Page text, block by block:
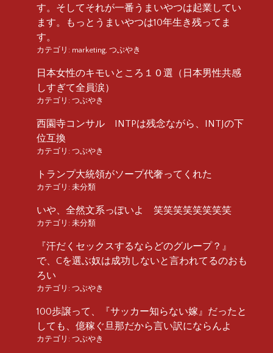
す。そしてそれが一番うまいやつは起業してい
ます。もっとうまいやつは10年生き残ってま
す。
カテゴリ: marketing, つぶやき
日本女性のキモいところ１０選（日本男性共感
しすぎて全員涙）
カテゴリ: つぶやき
西園寺コンサル INTPは残念ながら、INTJの下
位互換
カテゴリ: つぶやき
トランプ大統領がソープ代奢ってくれた
カテゴリ: 未分類
いや、全然文系っぽいよ 笑笑笑笑笑笑笑笑
カテゴリ: 未分類
『汗だくセックスするならどのグループ？』
で、Cを選ぶ奴は成功しないと言われてるのおも
ろい
カテゴリ: つぶやき
100歩譲って、『サッカー知らない嫁』だったと
しても、億稼ぐ旦那だから言い訳にならんよ
カテゴリ: つぶやき